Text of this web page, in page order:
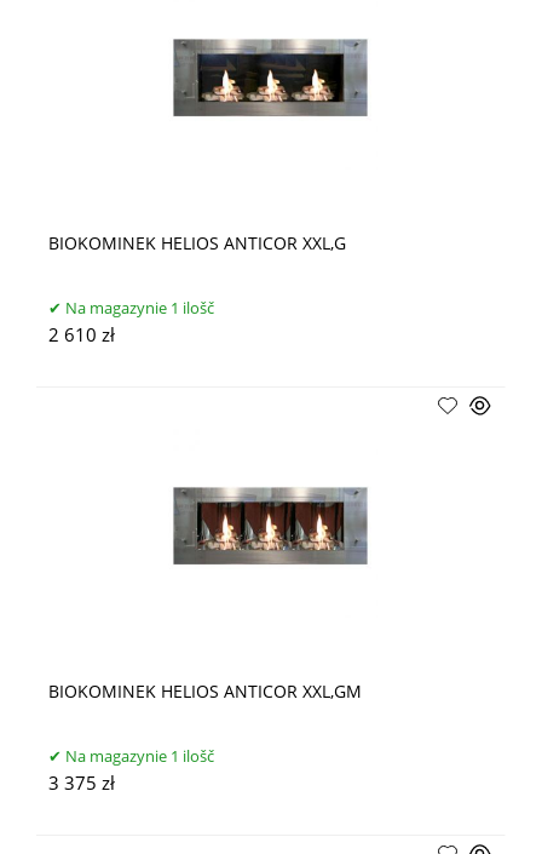
BIOKOMINEK HELIOS ANTICOR XXL,G
Na magazynie 1 ilošč
2 610 zł
BIOKOMINEK HELIOS ANTICOR XXL,GM
Na magazynie 1 ilošč
3 375 zł